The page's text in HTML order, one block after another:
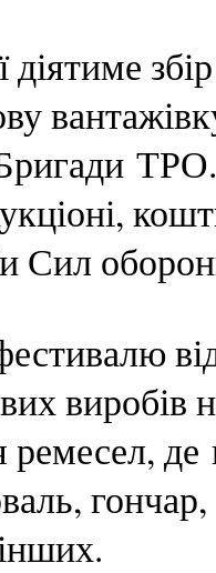
діятиме
Сил
виробів
ремесел,